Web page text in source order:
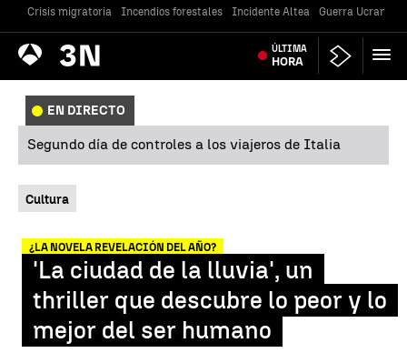
Crisis migratoria Incendios forestales Incidente Altea Guerra Ucrania
Antena
3 Noticias ÚLTIMA
HORA
EN DIRECTO
Segundo día de controles a los viajeros de Italia
Cultura
¿LA NOVELA REVELACIÓN DEL AÑO?
'La ciudad de la lluvia', un
thriller que descubre lo peor y lo
mejor del ser humano